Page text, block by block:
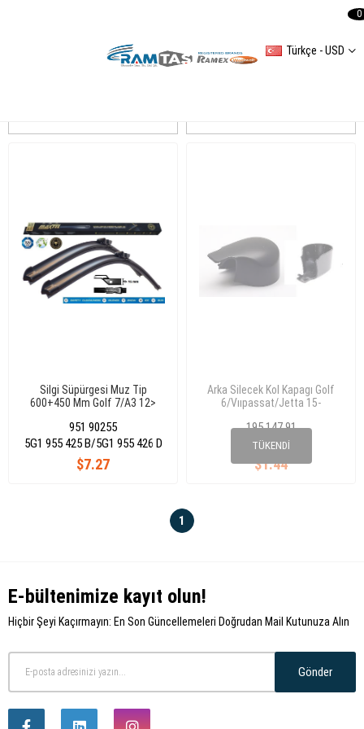
Türkçe - USD
0
Silgi Süpürgesi Muz Tip
600+450 Mm Golf 7/A3 12>
951 90255
$7.27
5G1 955 425 B/5G1 955 426 D TÜKENDI
Arka Silecek Kol Kapagı Golf
6/Vııpassat/Jetta 15-
195 147 91
$1.44
5K6 955 435
1
E-bültenimize kayıt olun!
Hiçbir Şeyi Kaçırmayın: En Son Güncellemeleri Doğrudan Mail Kutunuza Alın
Gönder